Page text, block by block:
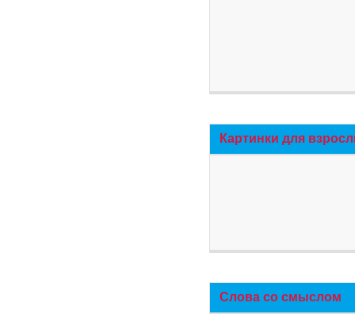
Картинки для
Слова со смыслом